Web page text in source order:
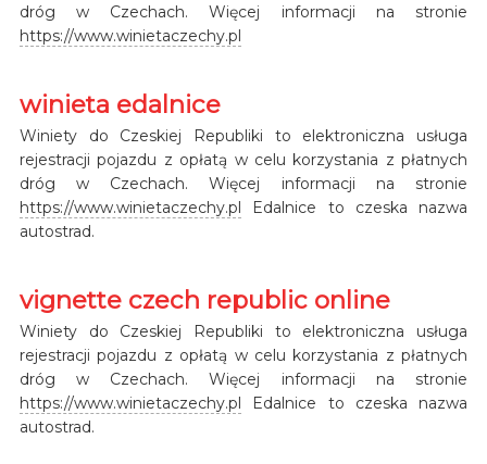
dróg w Czechach. Więcej informacji na stronie
https://www.winietaczechy.pl
winieta edalnice
Winiety do Czeskiej Republiki to elektroniczna usługa
rejestracji pojazdu z opłatą w celu korzystania z płatnych
dróg w Czechach. Więcej informacji na stronie
https://www.winietaczechy.pl Edalnice to czeska nazwa
autostrad.
vignette czech republic online
Winiety do Czeskiej Republiki to elektroniczna usługa
rejestracji pojazdu z opłatą w celu korzystania z płatnych
dróg w Czechach. Więcej informacji na stronie
https://www.winietaczechy.pl Edalnice to czeska nazwa
autostrad.